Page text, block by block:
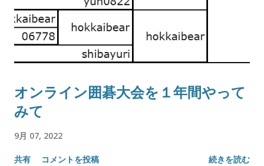
オンライン囲碁大会を１年間やって
みて
9月 07, 2022
共有 コメントを投稿 続きを読む